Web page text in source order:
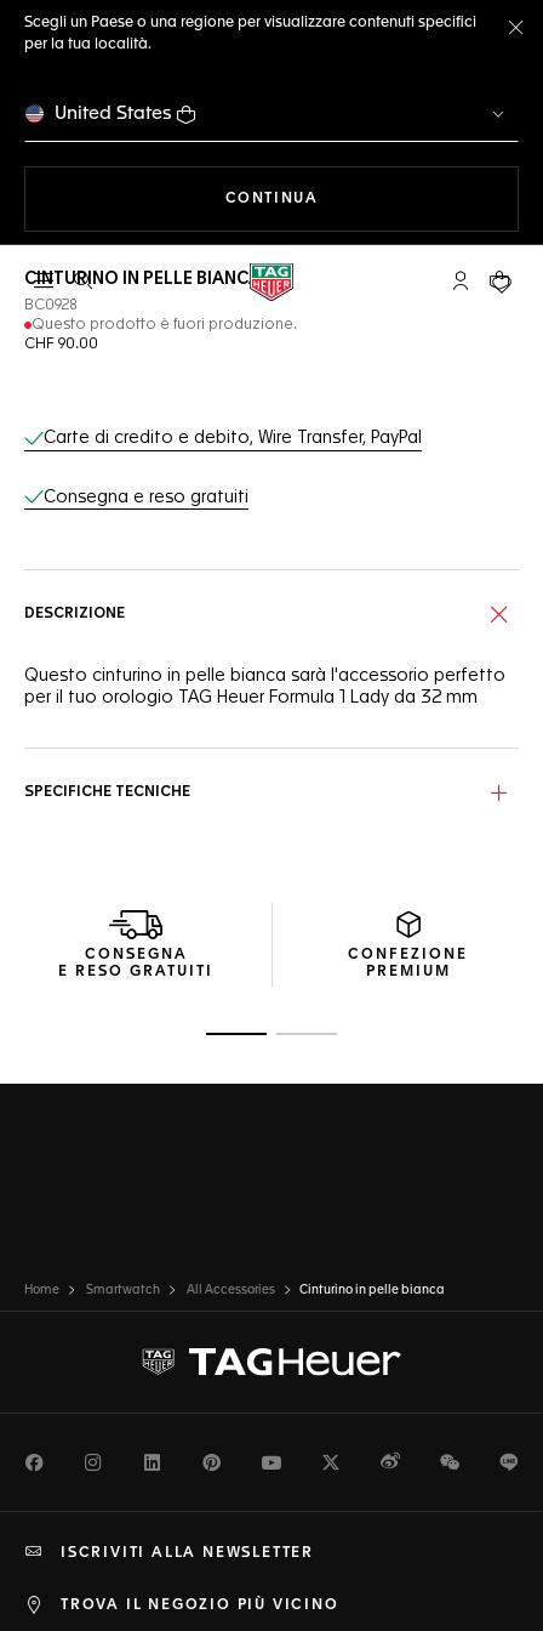
Scegli un Paese o una regione per visualizzare contenuti specifici
per la tua località.
United States
CONTINUA
Apri la ricerca L'account
Il tuo
CINTURINO IN PELLE BIANCA
BC0928
Questo prodotto è fuori produzione.
CHF 90.00
Servizi online
Carte di credito e debito, Wire Transfer, PayPal
Consegna e reso gratuiti
DESCRIZIONE
Questo cinturino in pelle bianca sarà l'accessorio perfetto
per il tuo orologio TAG Heuer Formula 1 Lady da 32 mm
SPECIFICHE TECNICHE
CONSEGNA
E RESO GRATUITI
CONFEZIONE
PREMIUM
Home Smartwatch All Accessories Cinturino in pelle bianca
FacebookInstagramLinkedInPinterestYoutubeTwitterWeiboWeChat
TROVA IL NEGOZIO PIÙ VICINO
ISCRIVITI ALLA NEWSLETTER